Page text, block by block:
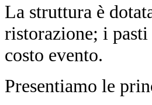
La struttura è
ristorazione; i
costo evento.
Presentiamo le